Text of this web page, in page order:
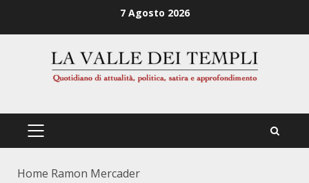
7 Agosto 2026
PRIMÄRES
Home Ramon Mercader